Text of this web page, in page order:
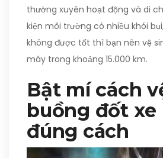
thường xuyên hoạt động và di
kiện môi trường có nhiều khói
không được tốt thì bạn nên vệ
máy trong khoảng 15.000 km.
Bật mí cách
buồng đốt xe
đúng cách